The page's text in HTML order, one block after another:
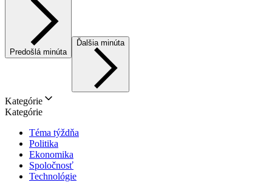
Predošlá minúta
Ďalšia minúta
Kategórie
Kategórie
Téma týždňa
Politika
Ekonomika
Spoločnosť
Technológie